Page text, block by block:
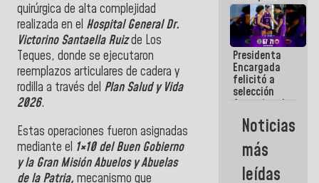
quirúrgica de alta complejidad
realizada en el Hospital General Dr.
Victorino Santaella Ruizde Los
Teques, donde se ejecutaron
reemplazos articulares de cadera y
rodilla a través del Plan Salud y Vida
2026.
Estas operaciones fueron asignadas
mediante el 1×10 del Buen Gobierno
y la Gran Misión Abuelos y Abuelas
de la Patria, mecanismo que
representa
un capítulo
decisivo en
la gesta
emancipadora
de nuestra
América
Presidenta
Encargada
felicitó a
selección
femenina de
baloncesto
por su
clasificación
a la
AmeriCup
2027
Noticias
más
leídas